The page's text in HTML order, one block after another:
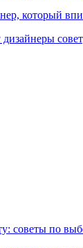
который
советы по